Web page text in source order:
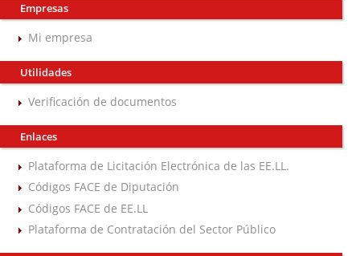
Empresas
Mi empresa
Utilidades
Verificación de documentos
Enlaces
Plataforma de Licitación Electrónica de las EE.LL.
Códigos FACE de Diputación
Códigos FACE de EE.LL
Plataforma de Contratación del Sector Público